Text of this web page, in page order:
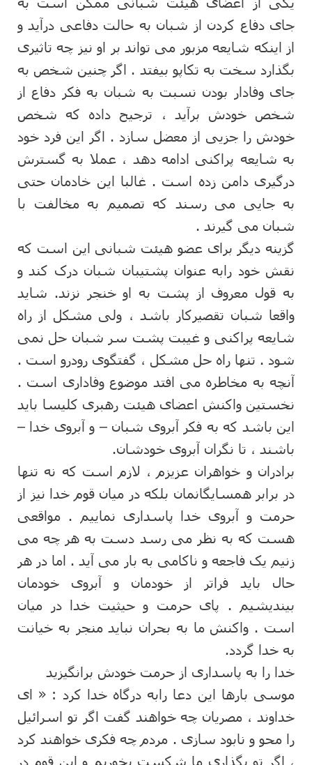
جای دفاع کردن از شبان به حالت دفاعی درآید و
از اینکه شایعه مزبور می تواند بر او نیز چه تاثیری
بگذارد سخت به تکاپو بیفتد . اگر چنین شخص به
جای وفادار بودن نسبت به شبان به فکر دفاع از
شخص خودش برآید ، ترجیح داده که شخص
خودش را جزیی از معضل سازد . اگر این فرد خود
به شایعه پراکنی ادامه دهد ، عملا به گسترش
درگیری دامن زده است . غالبا این خادمان حتی
به جایی می رسند که تصمیم به مخالفت با
شبان می گیرند .
گزینه دیگر برای عضو هیئت شبانی این است که
نقش خود رابه عنوان پشتیبان شبان درک کند و
به قول معروف از پشت به او خنجر نزند. شاید
واقعا شبان تقصیرکار باشد ، ولی مشکل از راه
شایعه پراکنی و غیبت پشت سر شبان حل نمی
شود . تنها راه حل مشکل ، گفتگوی رودرو است .
آنچه به مخاطره می افتد موضوع وفاداری است .
نخستین واکنش اعضای هیئت رهبری کلیسا باید
این باشد که به فکر آبروی شبان – و آبروی خدا –
باشند ، تا نگران آبروی خودشان.
برادران و خواهران عزیزم ، لازم است که نه تنها
در برابر همسایگانمان بلکه در میان قوم خدا نیز از
حرمت و آبروی خدا پاسداری نماییم . مواقعی
هست که به نظر می رسد دست به هر چه می
زنیم یک فاجعه و ناکامی به بار می آید . اما در هر
حال باید فراتر از خودمان و آبروی خودمان
بیندیشیم . پای حرمت و حیثیت خدا در میان
است . واکنش ما به بحران نباید منجر به خیانت
به خدا گردد.
خدا را به پاسداری از حرمت خودش برانگیزید
موسی بارها این دعا رابه درگاه خدا کرد : « ای
خداوند ، مصریان چه خواهند گفت اگر تو اسرائیل
را محو و نابود سازی . مردم چه فکری خواهند کرد
، اگر تو بگذاری ما شکست بخوریم و این قوم در